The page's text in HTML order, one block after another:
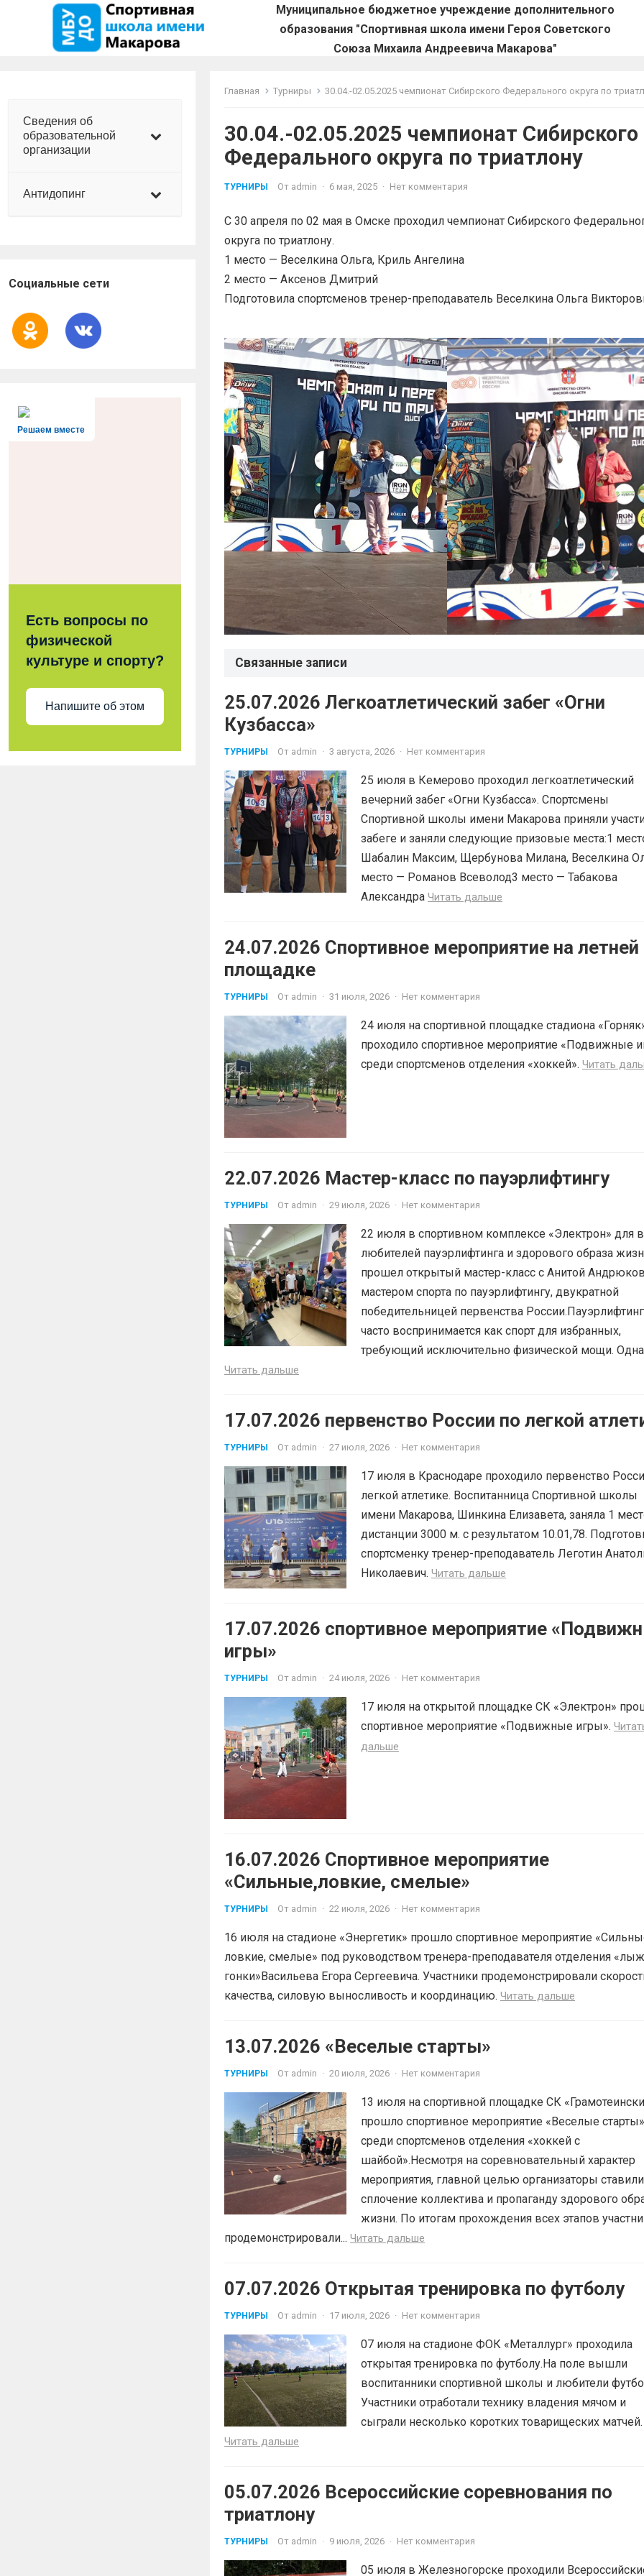
Муниципальное бюджетное учреждение дополнительного
образования "Спортивная школа имени Героя Советского
Союза Михаила Андреевича Макарова"
Сведения об
образовательной
организации
Антидопинг
Социальные сети
Решаем вместе
Есть вопросы по
физической
культуре и спорту?
Напишите об этом
Главная Турниры 30.04.-02.05.2025 чемпионат Сибирского Федерального округа по
30.04.-02.05.2025 чемпионат Сибирского
Федерального округа по триатлону
ТУРНИРЫ От admin · 6 мая, 2025 · Нет комментария
С 30 апреля по 02 мая в Омске проходил чемпионат Сибирского
округа по триатлону.
1 место — Веселкина Ольга, Криль Ангелина
2 место — Аксенов Дмитрий
Подготовила спортсменов тренер-преподаватель Веселкина Ольга
Связанные записи
25.07.2026 Легкоатлетический забег «Огни
Кузбасса»
ТУРНИРЫ От admin · 3 августа, 2026 · Нет комментария
25 июля в Кемерово проходил легкоатлетический
вечерний забег «Огни Кузбасса». Спортсмены
Спортивной школы имени Макарова приняли
забеге и заняли следующие призовые места:1
Шабалин Максим, Щербунова Милана, Веселкина
место — Романов Всеволод3 место — Табакова
Александра Читать дальше
24.07.2026 Спортивное мероприятие на летней
площадке
ТУРНИРЫ От admin · 31 июля, 2026 · Нет комментария
24 июля на спортивной площадке стадиона
проходило спортивное мероприятие «Подвижные
среди спортсменов отделения «хоккей». Читать
22.07.2026 Мастер-класс по пауэрлифтингу
ТУРНИРЫ От admin · 29 июля, 2026 · Нет комментария
22 июля в спортивном комплексе «Электрон» для
любителей пауэрлифтинга и здорового образа
прошел открытый мастер-класс с Анитой
мастером спорта по пауэрлифтингу, двукратной
победительницей первенства России.Пауэрлифтинг
часто воспринимается как спорт для избранных,
требующий исключительно физической мощи.
Читать дальше
17.07.2026 первенство России по легкой
ТУРНИРЫ От admin · 27 июля, 2026 · Нет комментария
17 июля в Краснодаре проходило первенство
легкой атлетике. Воспитанница Спортивной школы
имени Макарова, Шинкина Елизавета, заняла 1
дистанции 3000 м. с результатом 10.01,78.
спортсменку тренер-преподаватель Леготин
Николаевич. Читать дальше
17.07.2026 спортивное мероприятие
игры»
ТУРНИРЫ От admin · 24 июля, 2026 · Нет комментария
17 июля на открытой площадке СК «Электрон»
спортивное мероприятие «Подвижные игры».
дальше
16.07.2026 Спортивное мероприятие
«Сильные,ловкие, смелые»
ТУРНИРЫ От admin · 22 июля, 2026 · Нет комментария
16 июля на стадионе «Энергетик» прошло спортивное мероприятие
ловкие, смелые» под руководством тренера-преподавателя отделения
гонки»Васильева Егора Сергеевича. Участники продемонстрировали
качества, силовую выносливость и координацию. Читать дальше
13.07.2026 «Веселые старты»
ТУРНИРЫ От admin · 20 июля, 2026 · Нет комментария
13 июля на спортивной площадке СК
прошло спортивное мероприятие «Веселые старты»
среди спортсменов отделения «хоккей с
шайбой».Несмотря на соревновательный характер
мероприятия, главной целью организаторы ставили
сплочение коллектива и пропаганду здорового
жизни. По итогам прохождения всех этапов
продемонстрировали... Читать дальше
07.07.2026 Открытая тренировка по футболу
ТУРНИРЫ От admin · 17 июля, 2026 · Нет комментария
07 июля на стадионе ФОК «Металлург» проходила
открытая тренировка по футболу.На поле вышли
воспитанники спортивной школы и любители
Участники отработали технику владения мячом и
сыграли несколько коротких товарищеских матчей.
Читать дальше
05.07.2026 Всероссийские соревнования по
триатлону
ТУРНИРЫ От admin · 9 июля, 2026 · Нет комментария
05 июля в Железногорске проходили